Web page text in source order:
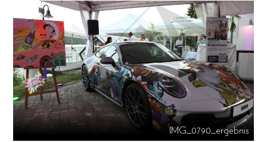
IMG_0790_ergebnis